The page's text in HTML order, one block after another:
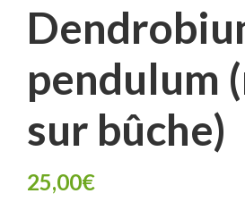
pendulum
sur bûche)
25,00€